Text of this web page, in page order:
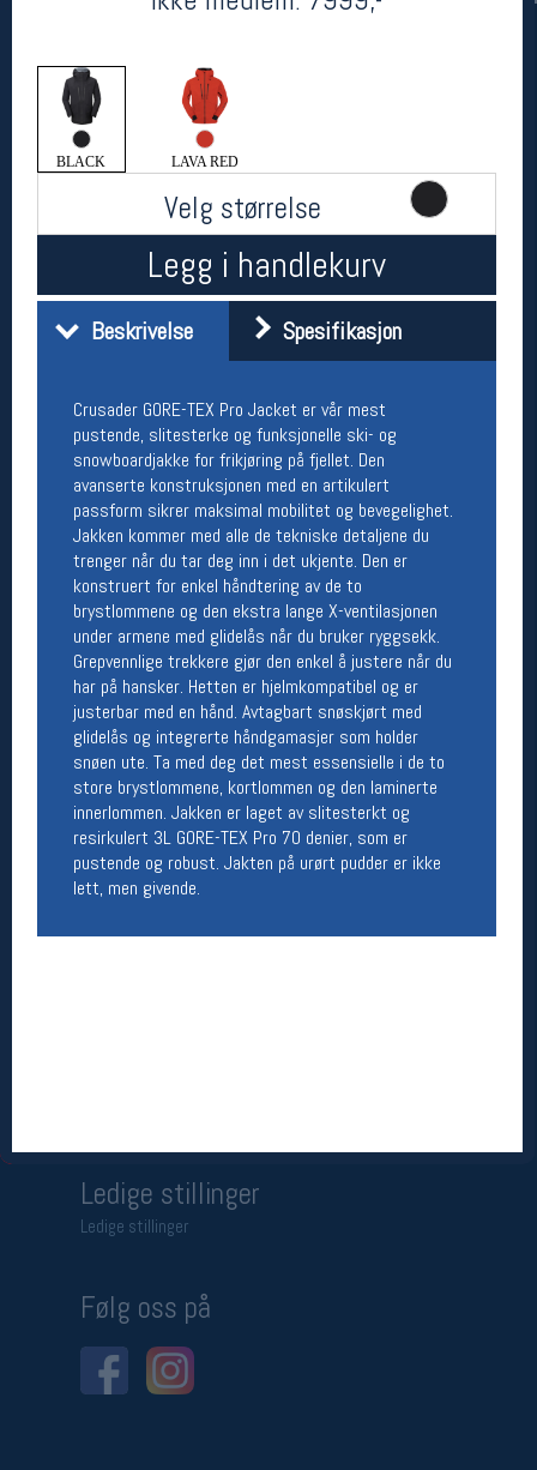
BLACK LAVA RED
Velg størrelse
Legg i handlekurv
Beskrivelse Spesifikasjon
Crusader GORE-TEX Pro Jacket er vår mest
pustende, slitesterke og funksjonelle ski- og
snowboardjakke for frikjøring på fjellet. Den
avanserte konstruksjonen med en artikulert
passform sikrer maksimal mobilitet og bevegelighet.
Jakken kommer med alle de tekniske detaljene du
trenger når du tar deg inn i det ukjente. Den er
konstruert for enkel håndtering av de to
brystlommene og den ekstra lange X-ventilasjonen
under armene med glidelås når du bruker ryggsekk.
Grepvennlige trekkere gjør den enkel å justere når du
har på hansker. Hetten er hjelmkompatibel og er
justerbar med en hånd. Avtagbart snøskjørt med
glidelås og integrerte håndgamasjer som holder
snøen ute. Ta med deg det mest essensielle i de to
store brystlommene, kortlommen og den laminerte
innerlommen. Jakken er laget av slitesterkt og
resirkulert 3L GORE-TEX Pro 70 denier, som er
pustende og robust. Jakten på urørt pudder er ikke
lett, men givende.
Her finner du oss
Oslo Sportslager
Torggata 20
Telefon: 23 32 62 00
(telefontid man-fredag klokken 10-13)
Vis i kart
Om oss
Kontakt oss
Åpningstider butikk
Man-Fredag:
11-18
Lørdag:
11-16
Team Oslo Sportslager
Magasinet
Medlemstilbud og aktiviteter
MELD DEG INN GRATIS
Åpningstider verkstedet
Man-Fredag:
11-18
Lørdag:
11-16
Om verkstedet
For å bestille time må du logge inn i
nettbutikken og trykke på den nederste blå
linjen
Ledige stillinger
Ledige stillinger
Følg oss på